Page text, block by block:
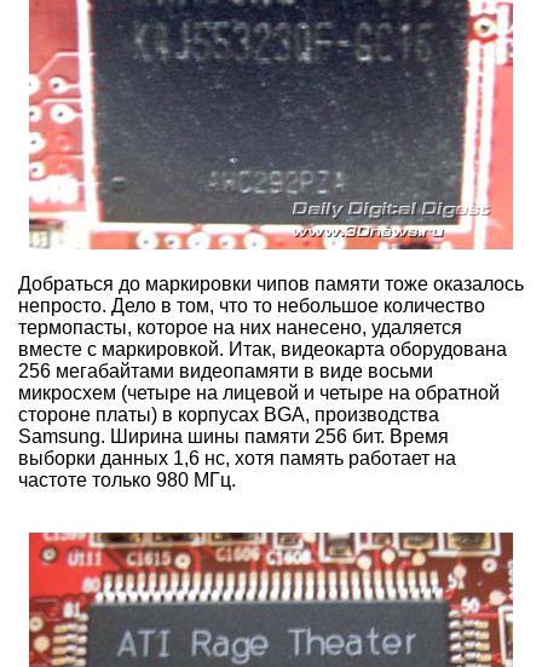
Добраться до маркировки чипов памяти тоже оказалось
непросто. Дело в том, что то небольшое количество
термопасты, которое на них нанесено, удаляется
вместе с маркировкой. Итак, видеокарта оборудована
256 мегабайтами видеопамяти в виде восьми
микросхем (четыре на лицевой и четыре на обратной
стороне платы) в корпусах BGA, производства
Samsung. Ширина шины памяти 256 бит. Время
выборки данных 1,6 нс, хотя память работает на
частоте только 980 МГц.